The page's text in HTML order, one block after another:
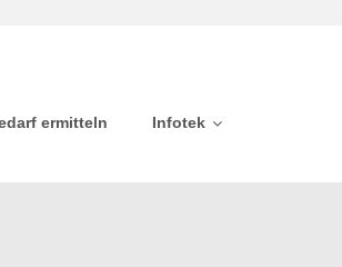
ermitteln Infotek